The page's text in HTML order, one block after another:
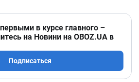
в курсе главного –
на Новини на OBOZ.UA в
Подписаться